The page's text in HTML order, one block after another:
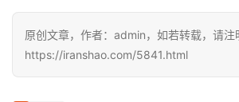
原创文章，作者：admin，如若转载，请注
https://iranshao.com/5841.html